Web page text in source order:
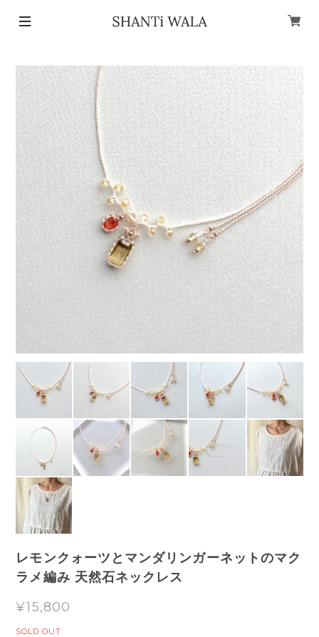
レモンクォーツとマンダリンガーネットのマク
ラメ編み 天然石ネックレス
¥15,800
SOLD OUT